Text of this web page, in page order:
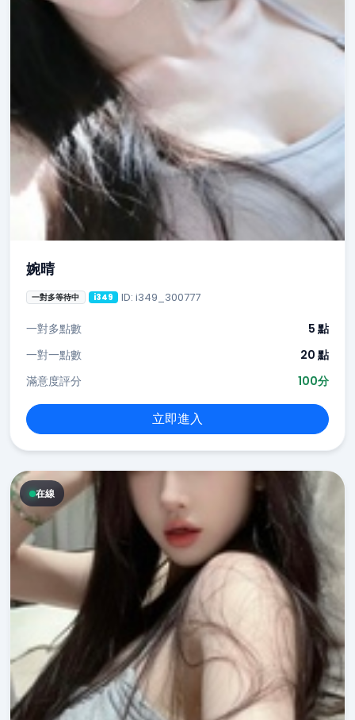
婉晴
一對多等待中 i349 ID: i349_300777
一對多點數
5 點
一對一點數
20 點
滿意度評分
100分
立即進入
在線